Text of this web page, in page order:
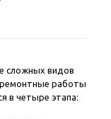
сложных видов
ремонтные работы
в четыре этапа: